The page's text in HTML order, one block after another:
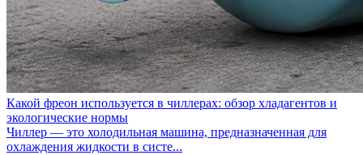
Какой фреон используется в чиллерах: обзор хладагентов и
экологические нормы
Чиллер — это холодильная машина, предназначенная для
охлаждения жидкости в систе...